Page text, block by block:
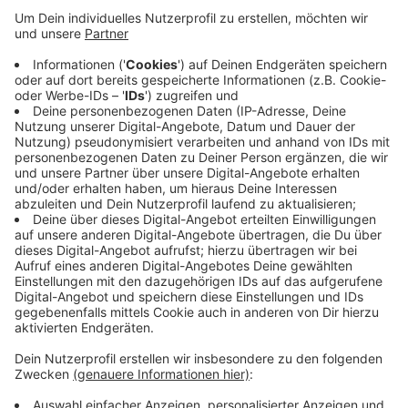
Die Arbeiten am Aachener Freibad Hangeweiher
verzögern sich. Der Neubau wird eine Saison später,
Regen im letzten Winter und Frühjahr, teilt die
Stadtverwaltung mit. Der Rohbau konnte deshalb erst
vier Monate später starten.
Damit im nächsten Jahr die Freibadsaison wie gewohnt
stattfinden kann, bleiben die Dusch- und
Umkleidecontainer erst einmal dort stehen. Der
Neubau der Umkleiden, Duschen, WCs und Büros
startet dann nach der Saison.
Anzeige